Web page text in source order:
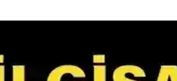
kolay montajlı ve ayarlanabilir